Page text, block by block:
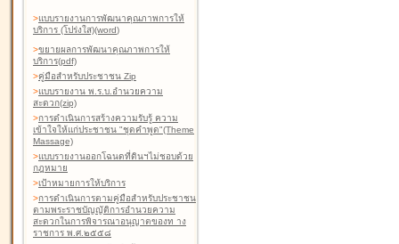
>แบบรายงานการพัฒนาคุณภาพการให้
บริการ (โปร่งใส)(word)
>ขยายผลการพัฒนาคุณภาพการให้
บริการ(pdf)
>คู่มือสำหรับประชาชน Zip
>แบบรายงาน พ.ร.บ.อำนวยความ
สะดวก(zip)
>การดำเนินการสร้างความรับรู้ ความ
เข้าใจให้แก่ประชาชน "ชุดคำพูด"(Theme
Massage)
>แบบรายงานออกโฉนดที่ดินฯไม่ชอบด้วย
กฎหมาย
>เป้าหมายการให้บริการ
>การดำเนินการตามคู่มือสำหรับประชาชน
ตามพระราชบัญญัติการอำนวยความ
สะดวกในการพิจารณาอนุญาตของท าง
ราชการ พ.ศ.๒๕๕๘